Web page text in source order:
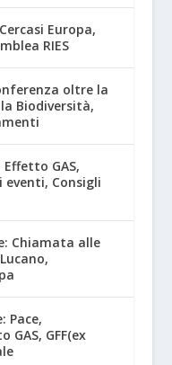
Europa,
RIES
oltre la
Biodiversità,
Effetto GAS,
Consigli
Chiamata alle
Pace,
GFF(ex